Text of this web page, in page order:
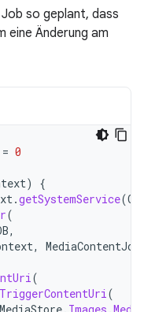
so geplant, dass
eine Änderung am
= 0
)
{
.getSystemService(
(
,
, MediaContentJob
(
TriggerContentUri(